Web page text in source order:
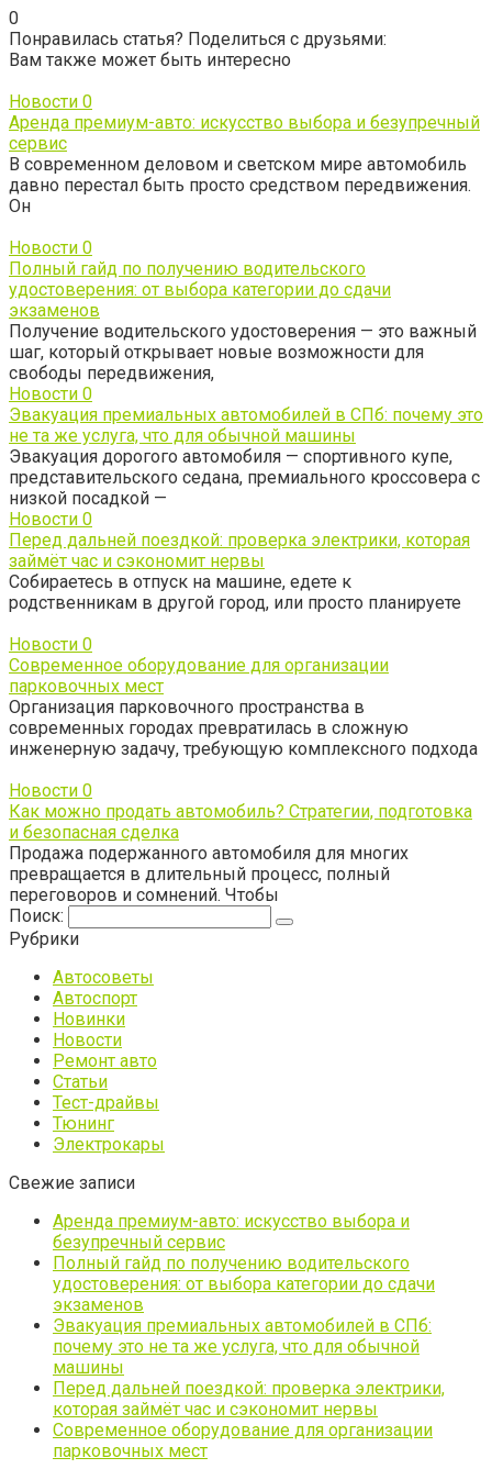
0
Понравилась статья? Поделиться с друзьями:
Вам также может быть интересно
Новости 0
Аренда премиум-авто: искусство выбора и безупречный
сервис
В современном деловом и светском мире автомобиль
давно перестал быть просто средством передвижения.
Он
Новости 0
Полный гайд по получению водительского
удостоверения: от выбора категории до сдачи
экзаменов
Получение водительского удостоверения — это важный
шаг, который открывает новые возможности для
свободы передвижения,
Новости 0
Эвакуация премиальных автомобилей в СПб: почему это
не та же услуга, что для обычной машины
Эвакуация дорогого автомобиля — спортивного купе,
представительского седана, премиального кроссовера с
низкой посадкой —
Новости 0
Перед дальней поездкой: проверка электрики, которая
займёт час и сэкономит нервы
Собираетесь в отпуск на машине, едете к
родственникам в другой город, или просто планируете
Новости 0
Современное оборудование для организации
парковочных мест
Организация парковочного пространства в
современных городах превратилась в сложную
инженерную задачу, требующую комплексного подхода
Новости 0
Как можно продать автомобиль? Стратегии, подготовка
и безопасная сделка
Продажа подержанного автомобиля для многих
превращается в длительный процесс, полный
переговоров и сомнений. Чтобы
Поиск:
Рубрики
Автосоветы
Автоспорт
Новинки
Новости
Ремонт авто
Статьи
Тест-драйвы
Тюнинг
Электрокары
Свежие записи
Аренда премиум-авто: искусство выбора и
безупречный сервис
Полный гайд по получению водительского
удостоверения: от выбора категории до сдачи
экзаменов
Эвакуация премиальных автомобилей в СПб:
почему это не та же услуга, что для обычной
машины
Перед дальней поездкой: проверка электрики,
которая займёт час и сэкономит нервы
Современное оборудование для организации
парковочных мест